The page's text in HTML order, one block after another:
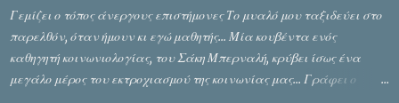
Γεμίζει ο τόπος άνεργους επιστήμονες Το μυαλό μου ταξιδεύει στο
παρελθόν, όταν ήμουν κι εγώ μαθητής... Μία κουβέντα ενός
καθηγητή κοινωνιολογίας, του Σάκη Μπερναλή, κρύβει ίσως ένα
μεγάλο μέρος του εκτροχιασμού της κοινωνίας μας... Γράφει ο